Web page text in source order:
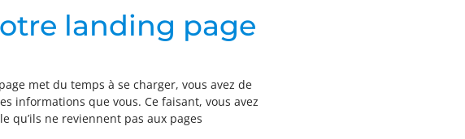
landing page
met du temps à se charger, vous avez de
informations que vous. Ce faisant, vous avez
qu’ils ne reviennent pas aux pages